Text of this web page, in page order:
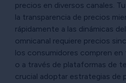
precios en diversos canales.
la transparencia de precios
rápidamente a las dinámicas
omnicanal requiere precios
los consumidores compren en
o a través de plataformas de
crucial adoptar estrategias de